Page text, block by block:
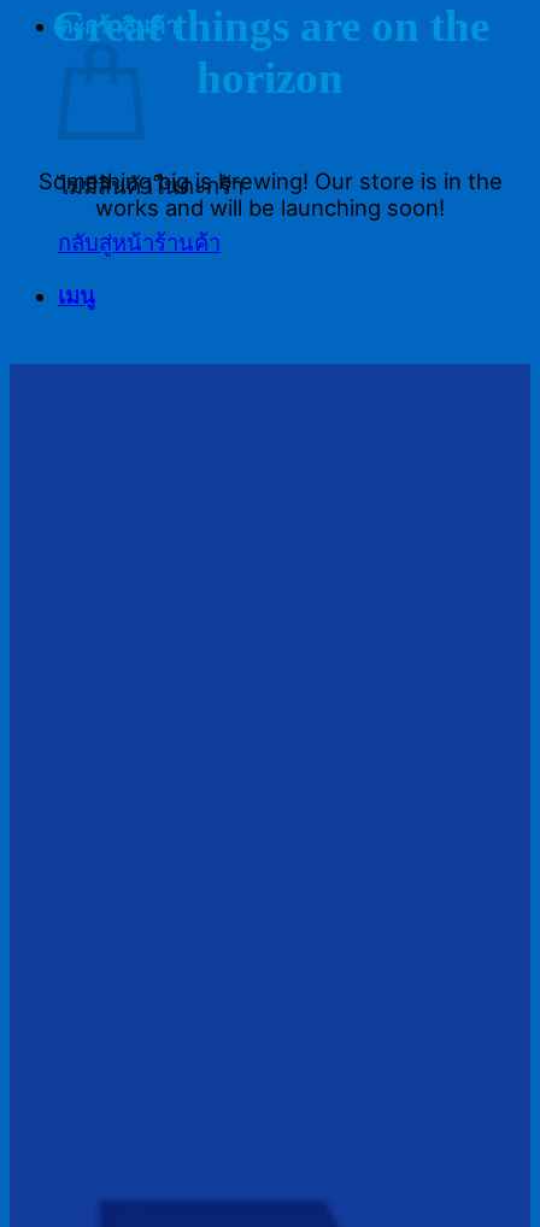
ตะกร้าสินค้า
ไม่มีสินค้าในตะกร้า
กลับสู่หน้าร้านค้า
เมนู
Great things are on the
horizon
Something big is brewing! Our store is in the
works and will be launching soon!